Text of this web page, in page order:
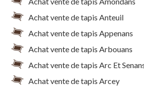
Achat vente de tapis Anteuil
Achat vente de tapis Appenans
Achat vente de tapis Arbouans
Achat vente de tapis Arc Et
Achat vente de tapis Arcey